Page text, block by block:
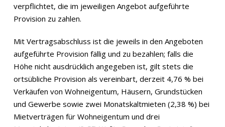
verpflichtet, die im jeweiligen Angebot aufgeführte
Provision zu zahlen.
Mit Vertragsabschluss ist die jeweils in den Angeboten
aufgeführte Provision fällig und zu bezahlen; falls die
Höhe nicht ausdrücklich angegeben ist, gilt stets die
ortsübliche Provision als vereinbart, derzeit 4,76 % bei
Verkäufen von Wohneigentum, Häusern, Grundstücken
und Gewerbe sowie zwei Monatskaltmieten (2,38 %) bei
Mietverträgen für Wohneigentum und drei